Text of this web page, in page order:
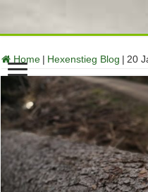
Home | Hexenstieg Blog | 20